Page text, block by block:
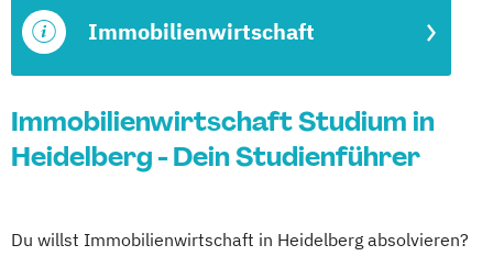
Immobilienwirtschaft
Immobilienwirtschaft Studium in
Heidelberg - Dein Studienführer
Du willst Immobilienwirtschaft in Heidelberg absolvieren?